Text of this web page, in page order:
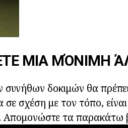
ΜΙΑ ΜΌΝΙΜΗ
δοκιμών θα
σχέση με τον τόπο,
Απομονώστε τα